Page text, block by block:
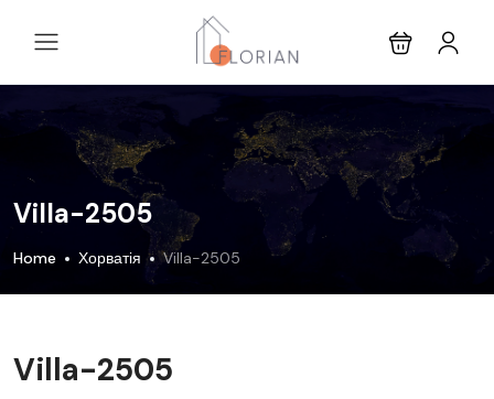
Villa-2505
Home Хорватія Villa-2505
Villa-2505